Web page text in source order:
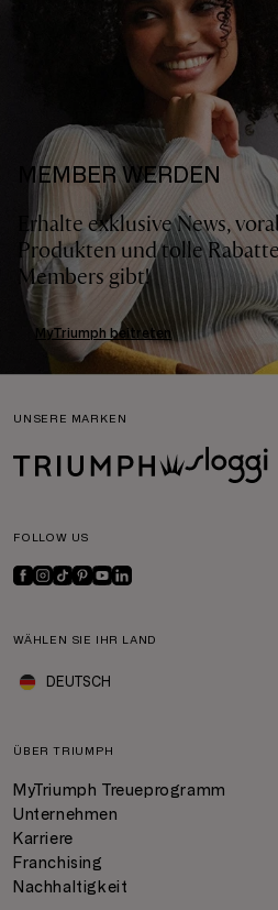
MEMBER WERDEN
Erhalte exklusive News,
Produkten und tolle
Members gibt!
MyTriumph beitreten
UNSERE MARKEN
FOLLOW US
WÄHLEN SIE IHR LAND
DEUTSCH
ÜBER TRIUMPH
MyTriumph Treueprogramm
Unternehmen
Karriere
Franchising
Nachhaltigkeit